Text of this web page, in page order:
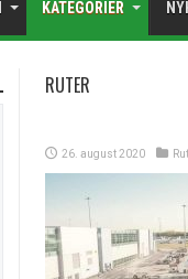
KATEGORIER
RUTER
26. august 2020